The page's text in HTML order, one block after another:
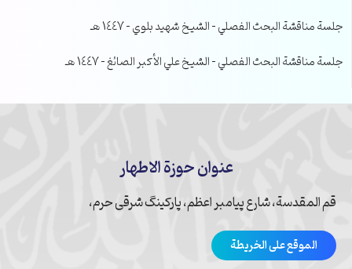
جلسة مناقشة البحث الفصلي – الشيخ شهيد بلوي – 1447 هـ
جلسة مناقشة البحث الفصلي – الشيخ علي الأكبر الصائغ – 1447 هـ
عنوان حوزة الاطهار
قم المقدسة، شارع پیامبر اعظم، پارکینگ شرقی حرم،
الموقع على الخريطة